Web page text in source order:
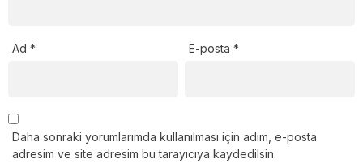
Ad * E-posta*
Daha sonraki yorumlarımda kullanılması için adım, e-posta
adresim ve site adresim bu tarayıcıya kaydedilsin.